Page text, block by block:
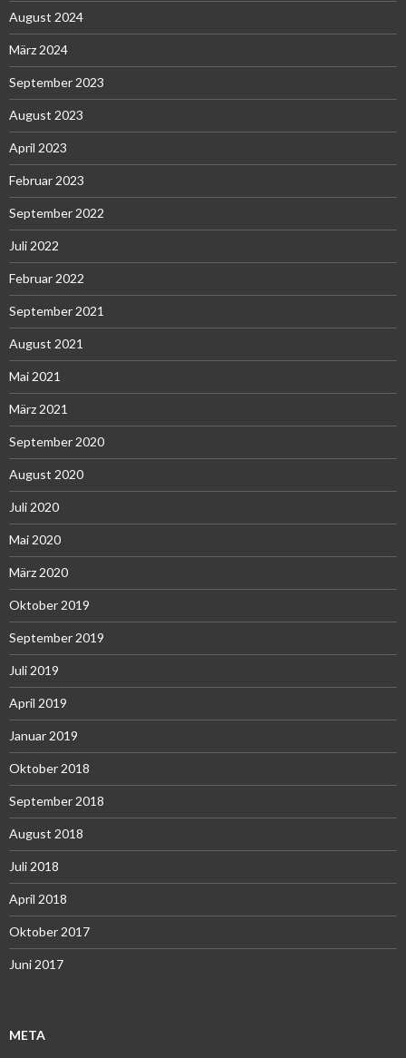
August 2024
März 2024
September 2023
August 2023
April 2023
Februar 2023
September 2022
Juli 2022
Februar 2022
September 2021
August 2021
Mai 2021
März 2021
September 2020
August 2020
Juli 2020
Mai 2020
März 2020
Oktober 2019
September 2019
Juli 2019
April 2019
Januar 2019
Oktober 2018
September 2018
August 2018
Juli 2018
April 2018
Oktober 2017
Juni 2017
META